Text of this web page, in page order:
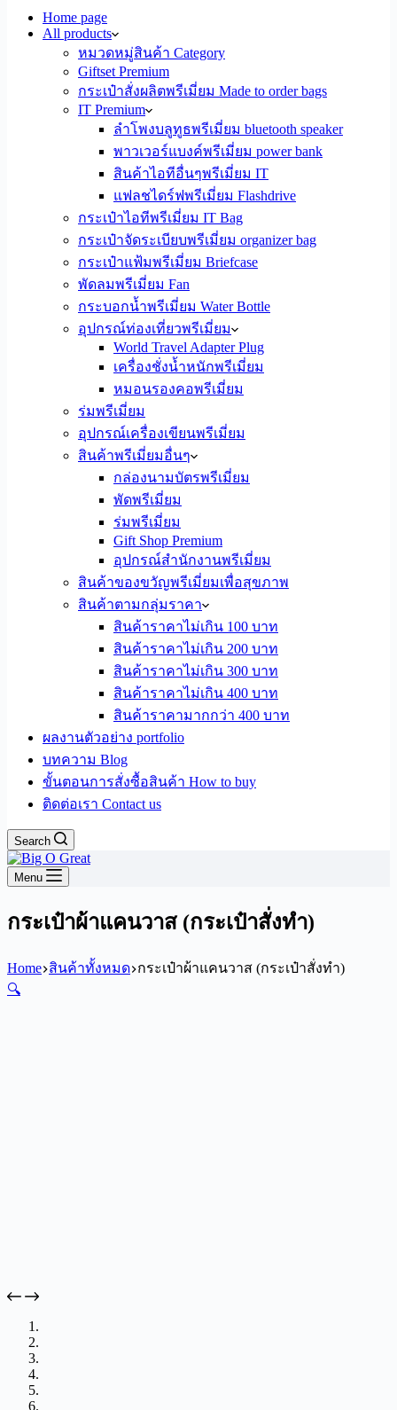
Home page
All products
หมวดหมู่สินค้า Category
Giftset Premium
กระเป๋าสั่งผลิตพรีเมี่ยม Made to order bags
IT Premium
ลำโพงบลูทูธพรีเมี่ยม bluetooth speaker
พาวเวอร์แบงค์พรีเมี่ยม power bank
สินค้าไอทีอื่นๆพรีเมี่ยม IT
แฟลชไดร์ฟพรีเมี่ยม Flashdrive
กระเป๋าไอทีพรีเมี่ยม IT Bag
กระเป๋าจัดระเบียบพรีเมี่ยม organizer bag
กระเป๋าแฟ้มพรีเมี่ยม Briefcase
พัดลมพรีเมี่ยม Fan
กระบอกน้ำพรีเมี่ยม Water Bottle
อุปกรณ์ท่องเที่ยวพรีเมี่ยม
World Travel Adapter Plug
เครื่องชั่งน้ำหนักพรีเมี่ยม
หมอนรองคอพรีเมี่ยม
ร่มพรีเมี่ยม
อุปกรณ์เครื่องเขียนพรีเมี่ยม
สินค้าพรีเมี่ยมอื่นๆ
กล่องนามบัตรพรีเมี่ยม
พัดพรีเมี่ยม
ร่มพรีเมี่ยม
Gift Shop Premium
อุปกรณ์สำนักงานพรีเมี่ยม
สินค้าของขวัญพรีเมี่ยมเพื่อสุขภาพ
สินค้าตามกลุ่มราคา
สินค้าราคาไม่เกิน 100 บาท
สินค้าราคาไม่เกิน 200 บาท
สินค้าราคาไม่เกิน 300 บาท
สินค้าราคาไม่เกิน 400 บาท
สินค้าราคามากกว่า 400 บาท
ผลงานตัวอย่าง portfolio
บทความ Blog
ขั้นตอนการสั่งซื้อสินค้า How to buy
ติดต่อเรา Contact us
Search
Menu
กระเป๋าผ้าแคนวาส (กระเป๋าสั่งทำ)
Home สินค้าทั้งหมด กระเป๋าผ้าแคนวาส (กระเป๋าสั่งทำ)
🔍